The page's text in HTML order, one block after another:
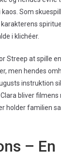
Som
i klichéer.
Streep at spille en
men hendes
instruktion
bliver filmens
holder familien
– En